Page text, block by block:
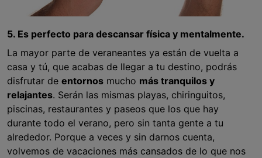
5. Es perfecto para descansar física y mentalmente.
La mayor parte de veraneantes ya están de vuelta a
casa y tú, que acabas de llegar a tu destino, podrás
disfrutar de entornos mucho más tranquilos y
relajantes. Serán las mismas playas, chiringuitos,
piscinas, restaurantes y paseos que los que hay
durante todo el verano, pero sin tanta gente a tu
alrededor. Porque a veces y sin darnos cuenta,
volvemos de vacaciones más cansados de lo que nos